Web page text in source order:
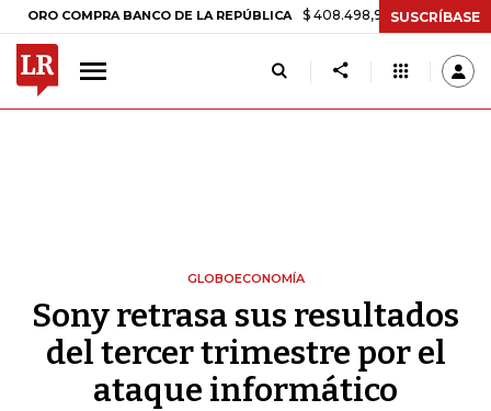
COMPRA BANCO DE LA REPÚBLICA $ 408.498,97 +$ 8.753,81 +2,19%
SUSCRÍBASE
GLOBOECONOMÍA
Sony retrasa sus resultados
del tercer trimestre por el
ataque informático